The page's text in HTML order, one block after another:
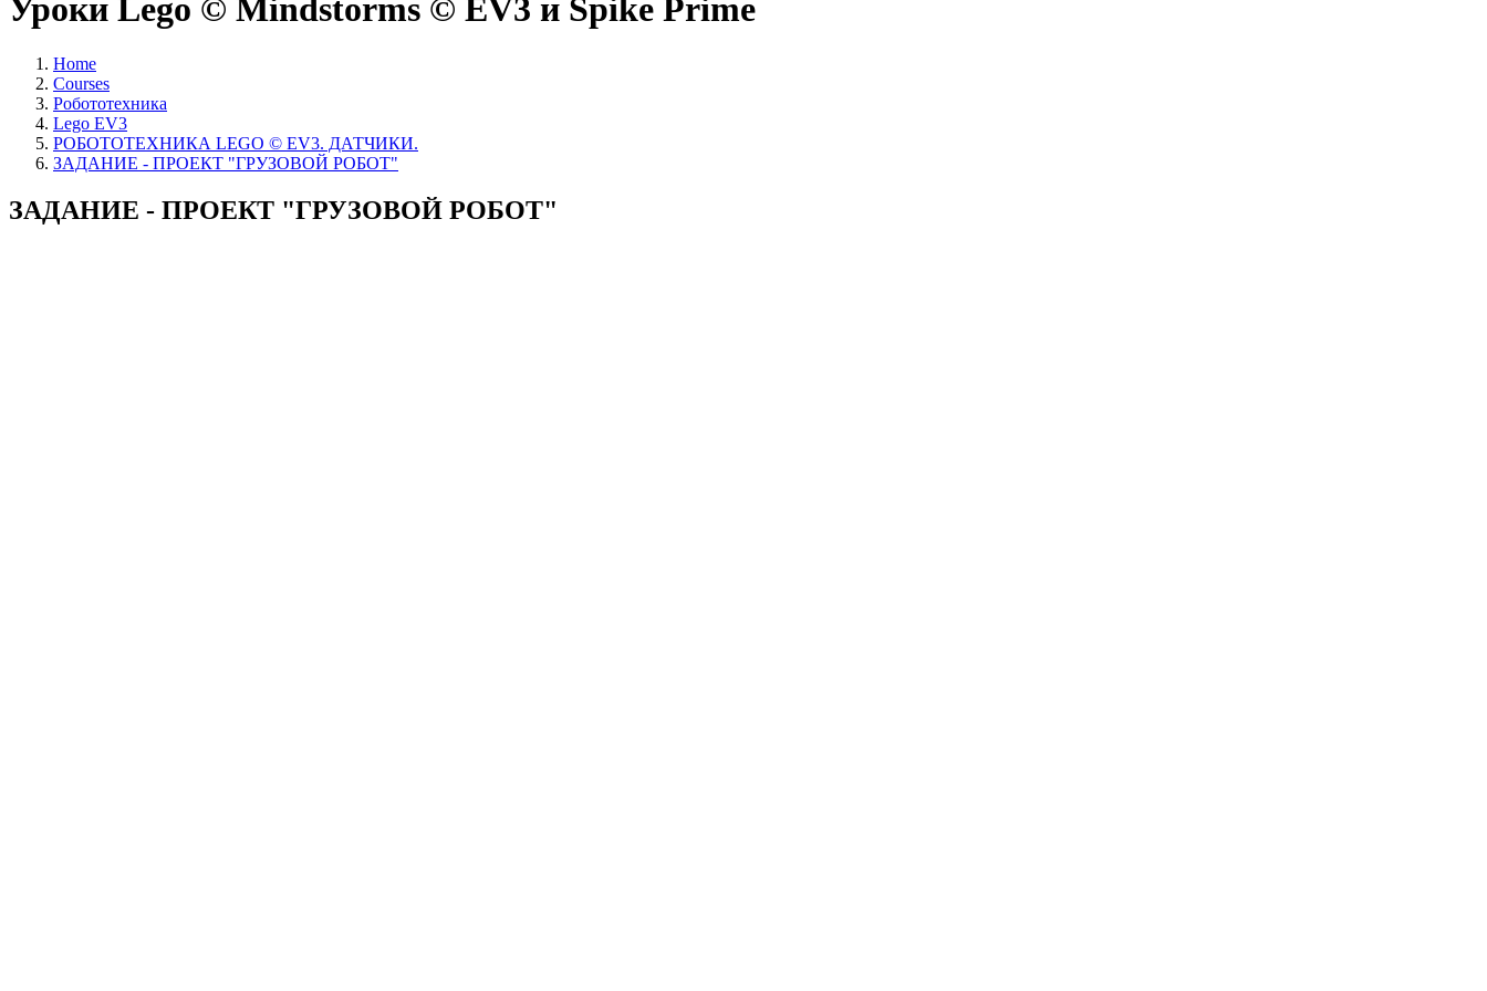
Уроки Lego © Mindstorms © EV3 и Spike Prime
Home
Courses
Робототехника
Lego EV3
РОБОТОТЕХНИКА LEGO © EV3. ДАТЧИКИ.
ЗАДАНИЕ - ПРОЕКТ "ГРУЗОВОЙ РОБОТ"
ЗАДАНИЕ - ПРОЕКТ "ГРУЗОВОЙ РОБОТ"